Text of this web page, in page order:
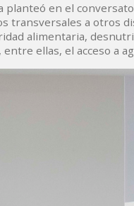
planteó en el
transversales a otros
alimentaria,
ellas, el acceso a